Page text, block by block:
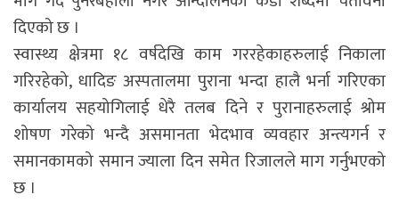
दिएको छ ।
स्वास्थ्य क्षेत्रमा १८ वर्षदेखि काम गररहेकाहरुलाई निकाला
गरिरहेको, धादिङ अस्पतालमा पुराना भन्दा हालै भर्ना गरिएका
कार्यालय सहयोगिलाई धेरै तलब दिने र पुरानाहरुलाई श्रोम
शोषण गरेको भन्दै असमानता भेदभाव व्यवहार अन्त्यगर्न र
समानकामको समान ज्याला दिन समेत रिजालले माग गर्नुभएको
छ ।